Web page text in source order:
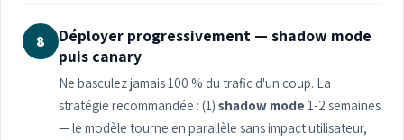
8
Déployer progressivement — shadow mode
puis canary
Ne basculez jamais 100 % du trafic d'un coup. La
stratégie recommandée : (1) shadow mode 1-2 semaines
— le modèle tourne en parallèle sans impact utilisateur,